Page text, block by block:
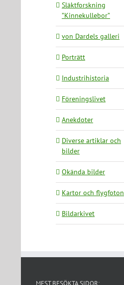
Släktforskning
”Kinnekullebor”
von Dardels galleri
Porträtt
Industrihistoria
Föreningslivet
Anekdoter
Diverse artiklar och
bilder
Okända bilder
Kartor och flygfoton
Bildarkivet
MEST BESÖKTA SIDOR: